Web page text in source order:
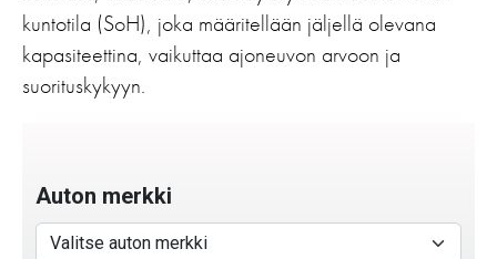
kuntotila (SoH), joka määritellään jäljellä olevana
kapasiteettina, vaikuttaa ajoneuvon arvoon ja
suorituskykyyn.